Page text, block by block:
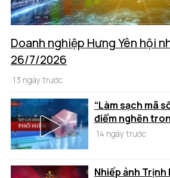
Doanh nghiệp Hưng Yên hội
26/7/2026
13 ngày trước
“Làm sạch mã
điểm nghẽn
14 ngày trước
Nhiếp ảnh Trịnh